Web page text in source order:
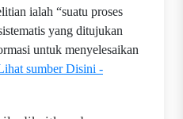
ialah “suatu proses
yang ditujukan
untuk menyelesaikan
sumber Disini -